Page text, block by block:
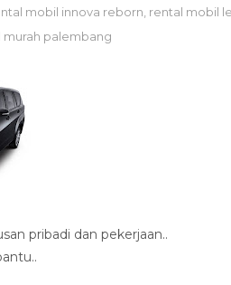
mobil innova reborn rental mobil
murah palembang
pribadi dan pekerjaan..